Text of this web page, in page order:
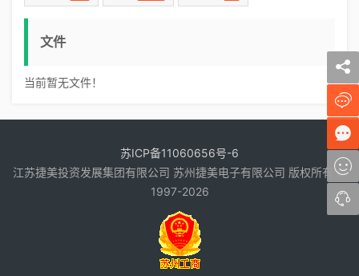
文件
当前暂无文件！
苏ICP备11060656号-6
江苏捷美投资发展集团有限公司 苏州捷美电子有限公司 版权所有 ©
1997-2026